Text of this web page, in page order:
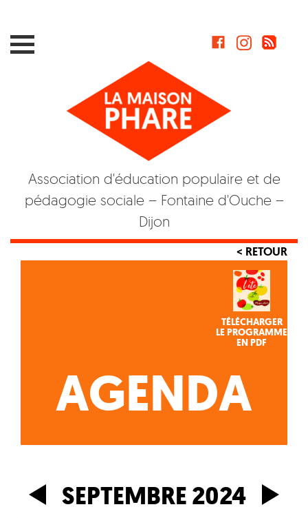
Association d'éducation populaire et de
pédagogie sociale – Fontaine d'Ouche –
Dijon
< RETOUR
TÉLÉCHARGER
LE PROGRAMME
EN PDF
AGENDA
SEPTEMBRE 2024